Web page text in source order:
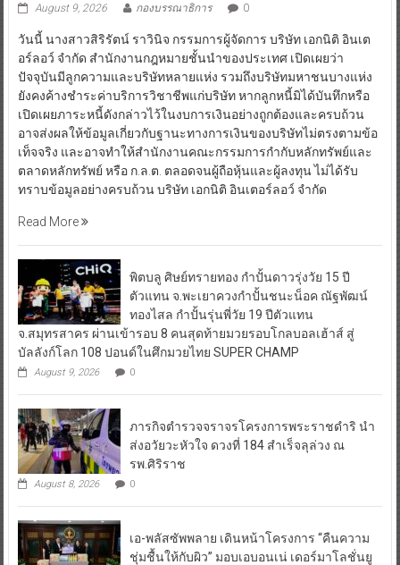
August 9, 2026 กองบรรณาธิการ 0
วันนี้ นางสาวสิริรัตน์ ราวินิจ กรรมการผู้จัดการ บริษัท เอกนิติ อินเต
อร์ลอว์ จำกัด สำนักงานกฎหมายชั้นนำของประเทศ เปิดเผยว่า
ปัจจุบันมีลูกความและบริษัทหลายแห่ง รวมถึงบริษัทมหาชนบางแห่ง
ยังคงค้างชำระค่าบริการวิชาชีพแก่บริษัท หากลูกหนี้มิได้บันทึกหรือ
เปิดเผยภาระหนี้ดังกล่าวไว้ในงบการเงินอย่างถูกต้องและครบถ้วน
อาจส่งผลให้ข้อมูลเกี่ยวกับฐานะทางการเงินของบริษัทไม่ตรงตามข้อ
เท็จจริง และอาจทำให้สำนักงานคณะกรรมการกำกับหลักทรัพย์และ
ตลาดหลักทรัพย์ หรือ ก.ล.ต. ตลอดจนผู้ถือหุ้นและผู้ลงทุน ไม่ได้รับ
ทราบข้อมูลอย่างครบถ้วน บริษัท เอกนิติ อินเตอร์ลอว์ จำกัด
Read More
พิตบลู ศิษย์ทรายทอง กำปั้นดาวรุ่งวัย 15 ปี
ตัวแทน จ.พะเยาควงกำปั้นชนะน็อค ณัฐพัฒน์
ทองไสล กำปั้นรุ่นพี่วัย 19 ปีตัวแทน
จ.สมุทรสาคร ผ่านเข้ารอบ 8 คนสุดท้ายมวยรอบโกลบอลเฮ้าส์ สู่
บัลลังก์โลก 108 ปอนด์ในศึกมวยไทย SUPER CHAMP
August 9, 2026 0
ภารกิจตำรวจจราจรโครงการพระราชดำริ นำ
ส่งอวัยวะหัวใจ ดวงที่ 184 สำเร็จลุล่วง ณ
รพ.ศิริราช
August 8, 2026 0
เอ-พลัสซัพพลาย เดินหน้าโครงการ “คืนความ
ชุ่มชื้นให้กับผิว” มอบเอบอนเน่ เดอร์มาโลชั่นยู